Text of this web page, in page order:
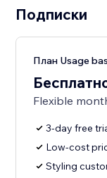
Подписки
План Usage
Flexible
3-day free
Low-cost
Styling